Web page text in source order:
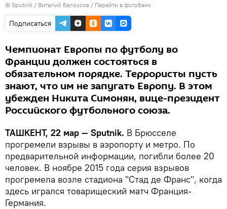
© Sputnik / Виталий Белоусов / Перейти в фотобанк
Подписаться
Чемпионат Европы по футболу во
Франции должен состояться в
обязательном порядке. Террористы пусть
знают, что им не запугать Европу. В этом
убежден Никита Симонян, вице-президент
Российского футбольного союза.
ТАШКЕНТ, 22 мар — Sputnik. В Брюсселе
прогремели взрывы в аэропорту и метро. По
предварительной информации, погибли более 20
человек. В ноябре 2015 года серия взрывов
прогремела возле стадиона "Стад де Франс", когда
здесь игрался товарищеский матч Франция-
Германия.